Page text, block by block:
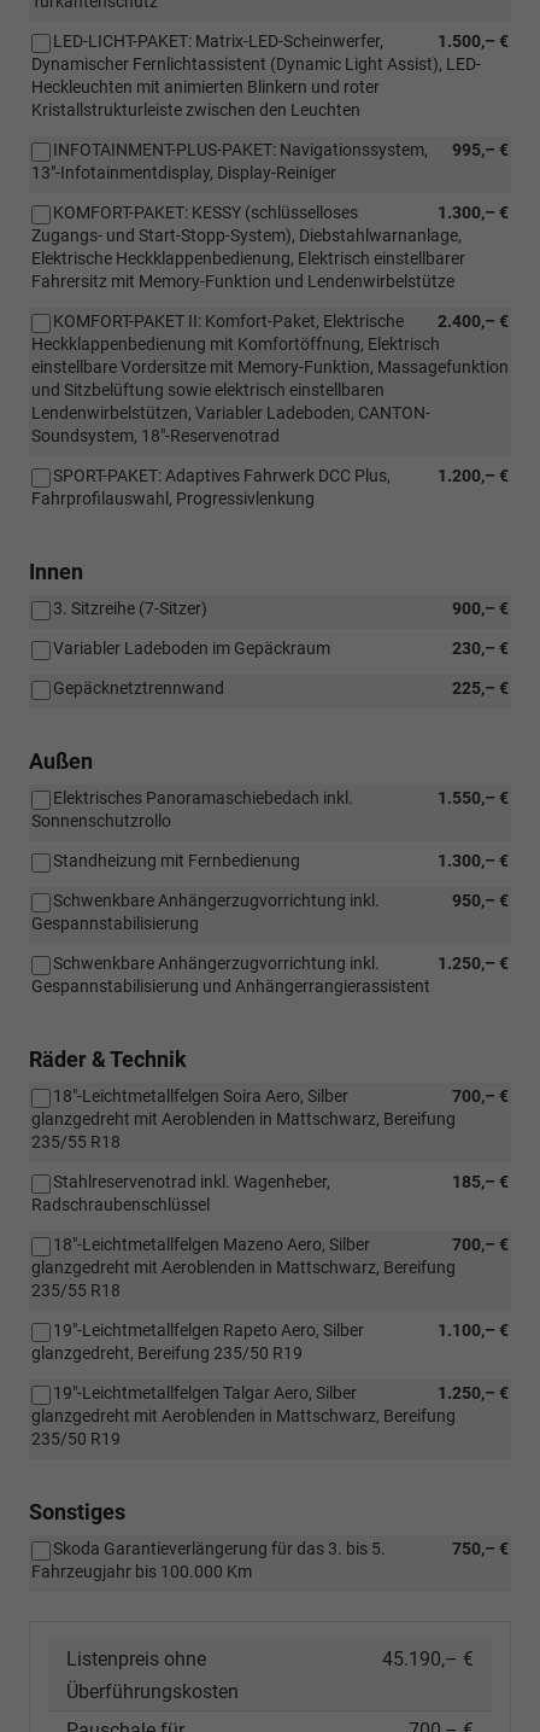
1.500,– €
LED-LICHT-PAKET: Matrix-LED-Scheinwerfer,
Dynamischer Fernlichtassistent (Dynamic Light Assist), LED-
Heckleuchten mit animierten Blinkern und roter
Kristallstrukturleiste zwischen den Leuchten
995,– €
INFOTAINMENT-PLUS-PAKET: Navigationssystem,
13"-Infotainmentdisplay, Display-Reiniger
1.300,– €
KOMFORT-PAKET: KESSY (schlüsselloses
Zugangs- und Start-Stopp-System), Diebstahlwarnanlage,
Elektrische Heckklappenbedienung, Elektrisch einstellbarer
Fahrersitz mit Memory-Funktion und Lendenwirbelstütze
2.400,– €
KOMFORT-PAKET II: Komfort-Paket, Elektrische
Heckklappenbedienung mit Komfortöffnung, Elektrisch
einstellbare Vordersitze mit Memory-Funktion, Massagefunktion
und Sitzbelüftung sowie elektrisch einstellbaren
Lendenwirbelstützen, Variabler Ladeboden, CANTON-
Soundsystem, 18"-Reservenotrad
1.200,– €
SPORT-PAKET: Adaptives Fahrwerk DCC Plus,
Fahrprofilauswahl, Progressivlenkung
Innen
900,– €
3. Sitzreihe (7-Sitzer)
230,– €
Variabler Ladeboden im Gepäckraum
225,– €
Gepäcknetztrennwand
Außen
1.550,– €
Elektrisches Panoramaschiebedach inkl.
Sonnenschutzrollo
1.300,– €
Standheizung mit Fernbedienung
950,– €
Schwenkbare Anhängerzugvorrichtung inkl.
Gespannstabilisierung
1.250,– €
Schwenkbare Anhängerzugvorrichtung inkl.
Gespannstabilisierung und Anhängerrangierassistent
Räder & Technik
700,– €
18"-Leichtmetallfelgen Soira Aero, Silber
glanzgedreht mit Aeroblenden in Mattschwarz, Bereifung
235/55 R18
185,– €
Stahlreservenotrad inkl. Wagenheber,
Radschraubenschlüssel
700,– €
18"-Leichtmetallfelgen Mazeno Aero, Silber
glanzgedreht mit Aeroblenden in Mattschwarz, Bereifung
235/55 R18
1.100,– €
19"-Leichtmetallfelgen Rapeto Aero, Silber
glanzgedreht, Bereifung 235/50 R19
1.250,– €
19"-Leichtmetallfelgen Talgar Aero, Silber
glanzgedreht mit Aeroblenden in Mattschwarz, Bereifung
235/50 R19
Sonstiges
750,– €
Skoda Garantieverlängerung für das 3. bis 5.
Fahrzeugjahr bis 100.000 Km
Listenpreis ohne
Überführungskosten
45.190,– €